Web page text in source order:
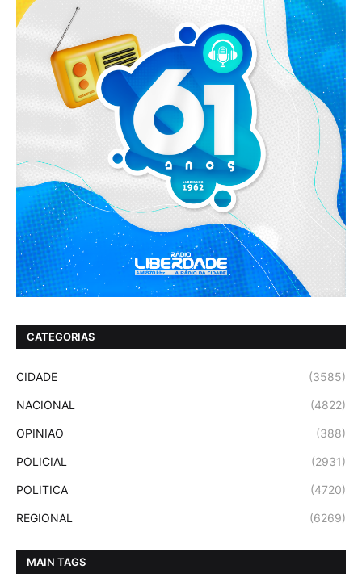
CATEGORIAS
CIDADE (3585)
NACIONAL (4822)
OPINIAO (388)
POLICIAL (2931)
POLITICA (4720)
REGIONAL (6269)
MAIN TAGS